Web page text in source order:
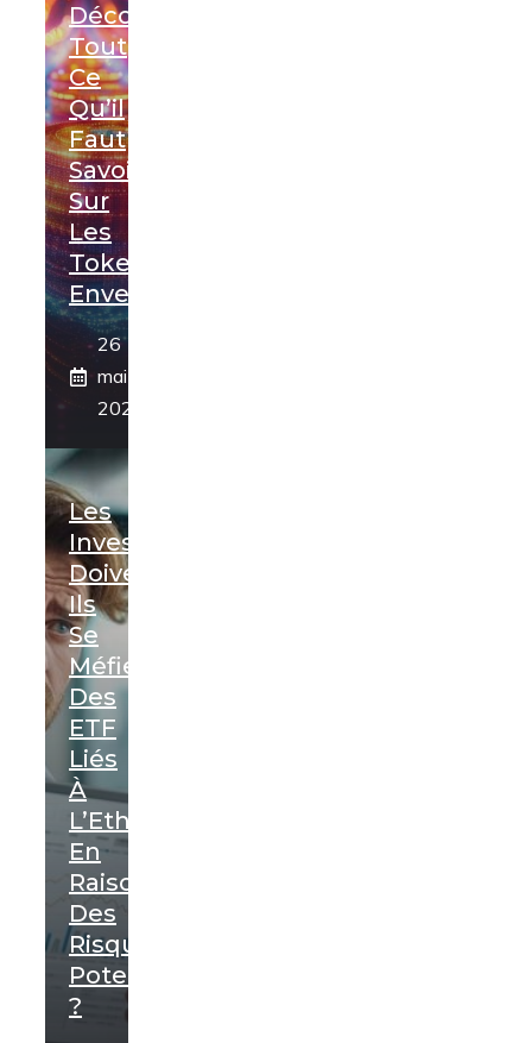
Découvrez
Tout
Ce
Qu’il
Faut
Savoir
Sur
Les
Tokens
Enveloppés
26
mai
2024
Les
Investisseurs
Doivent-
Ils
Se
Méfier
Des
ETF
Liés
À
L’Ethereum
En
Raison
Des
Risques
Potentiels
?